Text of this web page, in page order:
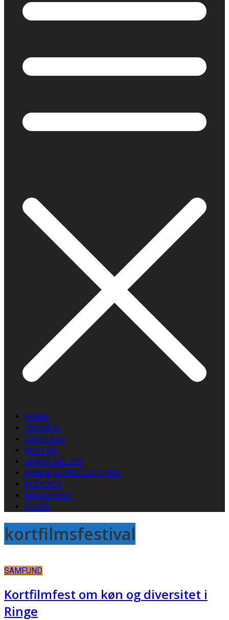
HOME
OPINION
SAMFUND
KULTUR
ANMELDELSER
DANSK HOMO-HISTORIE
PODCAST
MAGASINER
GUIDE
kortfilmsfestival
SAMFUND
Kortfilmfest om køn og diversitet i
Ringe